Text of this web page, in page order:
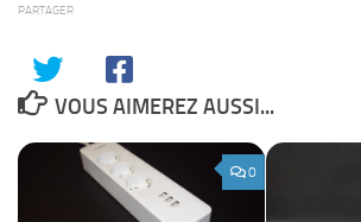
PARTAGER
VOUS AIMEREZ AUSSI...
0